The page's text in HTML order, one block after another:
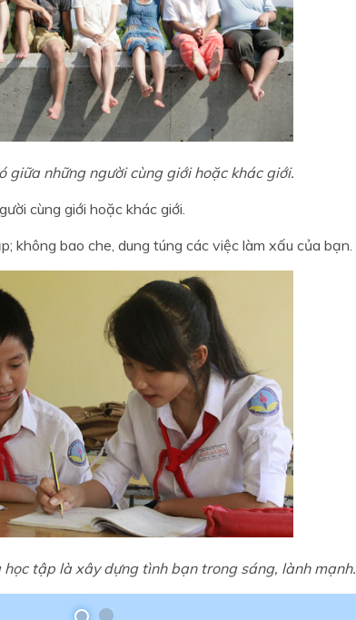
giữa những người cùng giới hoặc khác giới.
cùng giới hoặc khác giới.
không bao che, dung túng các việc làm xấu của bạn.
tập là xây dựng tình bạn trong sáng, lành mạnh.